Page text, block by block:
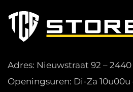
Adres: Nieuwstraat 92 – 2440
Openingsuren: Di-Za 10u00u